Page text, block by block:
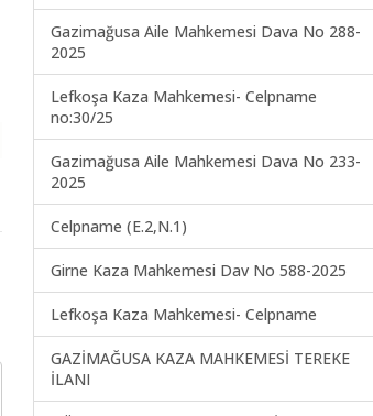
Gazimağusa Aile Mahkemesi Dava No 288-
2025
Lefkoşa Kaza Mahkemesi- Celpname
no:30/25
Gazimağusa Aile Mahkemesi Dava No 233-
2025
Celpname (E.2,N.1)
Girne Kaza Mahkemesi Dav No 588-2025
Lefkoşa Kaza Mahkemesi- Celpname
GAZİMAĞUSA KAZA MAHKEMESİ TEREKE
İLANI